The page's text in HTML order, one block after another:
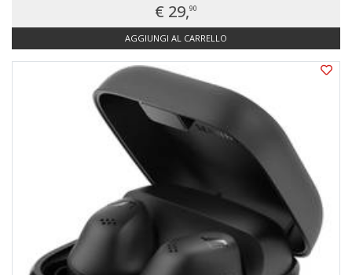
€ 29,90
AGGIUNGI AL CARRELLO